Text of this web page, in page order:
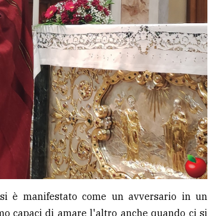
è manifestato come un avversario in un
capaci di amare l'altro anche quando ci si